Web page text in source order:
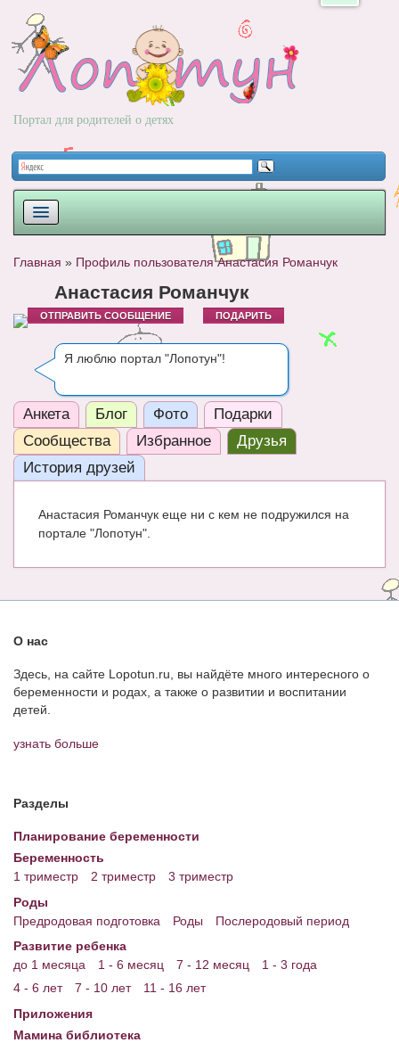
Портал для родителей о детях
РОДЫ
НОВОРОЖДЕННЫЙ
РАЗВИТИЕ
ВОПРОС-ОТВЕТ
ЧАТ
КНИГИ
СООБЩЕСТВА
Энциклопедия
МАМИНА БИБЛИОТЕКА
Имена. Святцы
Энциклопедия беременных
Мамина энциклопедия
Сервис. Оценка роста и веса ребенка
Главная » Профиль пользователя Анастасия Романчук
Анастасия Романчук
ОТПРАВИТЬ СООБЩЕНИЕ ПОДАРИТЬ
Я люблю портал "Лопотун"!
Анкета Блог Фото
Подарки
Сообщества
Избранное
Друзья
История друзей
Анастасия Романчук еще ни с кем не подружился на
портале "Лопотун".
О нас
Здесь, на сайте Lopotun.ru, вы найдёте много интересного о
беременности и родах, а также о развитии и воспитании
детей.
узнать больше
Разделы
Планирование беременности
Беременность
1 триместр
2 триместр
3 триместр
Роды
Предродовая подготовка
Роды
Послеродовый период
Развитие ребенка
до 1 месяца
1 - 6 месяц 7 - 12 месяц
1 - 3 года
4 - 6 лет
7 - 10 лет
11 - 16 лет
Приложения
Мамина библиотека